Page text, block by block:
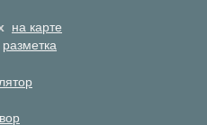
на карте
разметка